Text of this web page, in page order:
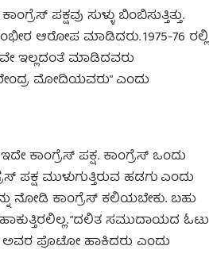
ಪಕ್ಷವು ಸುಳ್ಳು ಬಿಂಬಿಸುತ್ತಿತ್ತು.
ಆರೋಪ ಮಾಡಿದರು. 1975-76 ರಲ್ಲಿ
ಇಲ್ಲದಂತೆ ಮಾಡಿದವರು
ಮೋದಿಯವರು” ಎಂದು
ಕಾಂಗ್ರೆಸ್ ಪಕ್ಷ. ಕಾಂಗ್ರೆಸ್ ಒಂದು
ಪಕ್ಷ ಮುಳುಗುತ್ತಿರುವ ಹಡಗು ಎಂದು
ನೋಡಿ ಕಾಂಗ್ರೆಸ್ ಕಲಿಯಬೇಕು. ಬಹು
“ದಲಿತ ಸಮುದಾಯದ ಓಟು
ಅವರ ಪೊಟೋ ಹಾಕಿದರು ಎಂದು